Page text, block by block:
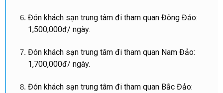
Đón khách sạn trung tâm đi tham quan Đông Đảo:
1,500,000đ/ ngày.
Đón khách sạn trung tâm đi tham quan Nam Đảo:
1,700,000đ/ ngày.
Đón khách sạn trung tâm đi tham quan Bắc Đảo: